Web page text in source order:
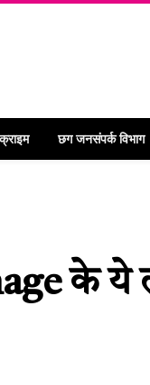
क्राइम छग जनसंपर्क विभाग
के ये